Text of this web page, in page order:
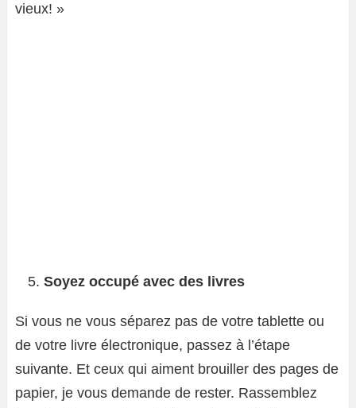
vieux! »
Soyez occupé avec des livres
Si vous ne vous séparez pas de votre tablette ou
de votre livre électronique, passez à l’étape
suivante. Et ceux qui aiment brouiller des pages de
papier, je vous demande de rester. Rassemblez